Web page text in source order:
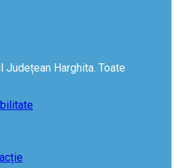
Harghita. Toate